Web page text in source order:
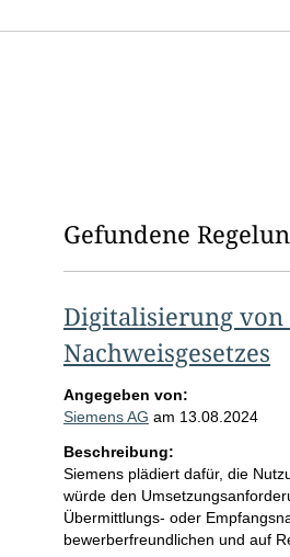
Gefundene
Digitalisierung von
Nachweisgesetzes
Angegeben von:
Siemens AG am 13.08.2024
Beschreibung:
Siemens plädiert dafür, die
würde den
Übermittlungs- oder
bewerberfreundlichen und auf